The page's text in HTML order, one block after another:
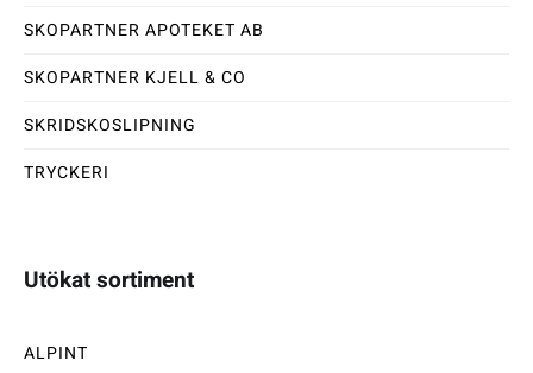
SKOPARTNER APOTEKET AB
SKOPARTNER KJELL & CO
SKRIDSKOSLIPNING
TRYCKERI
Utökat sortiment
ALPINT